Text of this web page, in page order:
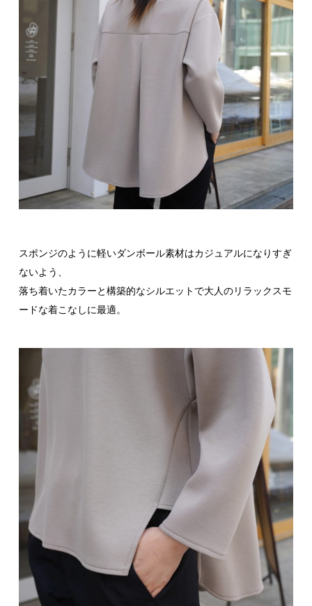
スポンジのように軽いダンボール素材はカジュアルになりすぎ
ないよう、
落ち着いたカラーと構築的なシルエットで大人のリラックスモ
ードな着こなしに最適。